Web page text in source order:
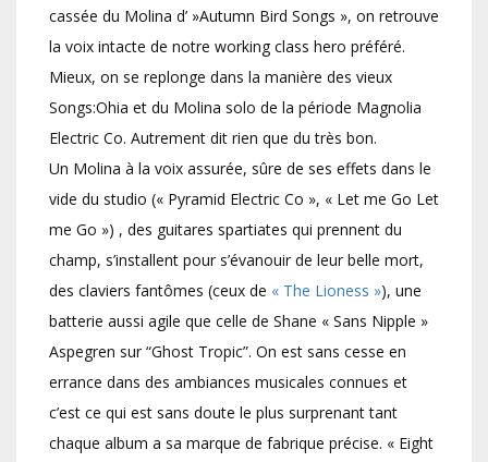
cassée du Molina d’ »Autumn Bird Songs », on retrouve
la voix intacte de notre working class hero préféré.
Mieux, on se replonge dans la manière des vieux
Songs:Ohia et du Molina solo de la période Magnolia
Electric Co. Autrement dit rien que du très bon.
Un Molina à la voix assurée, sûre de ses effets dans le
vide du studio (« Pyramid Electric Co », « Let me Go Let
me Go ») , des guitares spartiates qui prennent du
champ, s’installent pour s’évanouir de leur belle mort,
des claviers fantômes (ceux de « The Lioness »), une
batterie aussi agile que celle de Shane « Sans Nipple »
Aspegren sur “Ghost Tropic”. On est sans cesse en
errance dans des ambiances musicales connues et
c’est ce qui est sans doute le plus surprenant tant
chaque album a sa marque de fabrique précise. « Eight